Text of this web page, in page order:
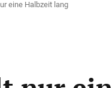
eine Halbzeit lang